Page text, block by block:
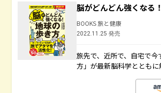
脳がどんどん強くなる
BOOKS 旅と健康
2022.11.25 発売
旅先で、近所で、自宅で
方」が最新脳科学とともに